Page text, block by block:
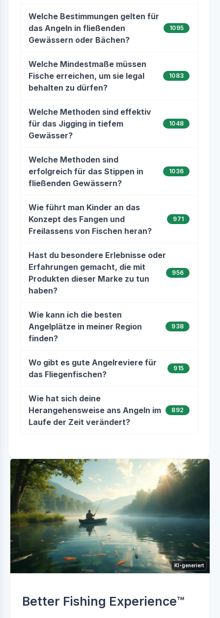
Welche Bestimmungen gelten für
das Angeln in fließenden
Gewässern oder Bächen?
1095
Welche Mindestmaße müssen
Fische erreichen, um sie legal
behalten zu dürfen?
1083
Welche Methoden sind effektiv
für das Jigging in tiefem
Gewässer?
1048
Welche Methoden sind
erfolgreich für das Stippen in
fließenden Gewässern?
1036
Wie führt man Kinder an das
Konzept des Fangen und
Freilassens von Fischen heran?
971
Hast du besondere Erlebnisse oder
Erfahrungen gemacht, die mit
Produkten dieser Marke zu tun
haben?
956
Wie kann ich die besten
Angelplätze in meiner Region
finden?
938
Wo gibt es gute Angelreviere für
das Fliegenfischen?
915
Wie hat sich deine
Herangehensweise ans Angeln im
Laufe der Zeit verändert?
892
KI-generiert
Better Fishing Experience™️